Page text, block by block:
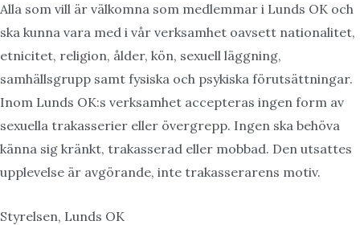
Alla som vill är välkomna som medlemmar i Lunds OK och
ska kunna vara med i vår verksamhet oavsett nationalitet,
etnicitet, religion, ålder, kön, sexuell läggning,
samhällsgrupp samt fysiska och psykiska förutsättningar.
Inom Lunds OK:s verksamhet accepteras ingen form av
sexuella trakasserier eller övergrepp. Ingen ska behöva
känna sig kränkt, trakasserad eller mobbad. Den utsattes
upplevelse är avgörande, inte trakasserarens motiv.
Styrelsen, Lunds OK